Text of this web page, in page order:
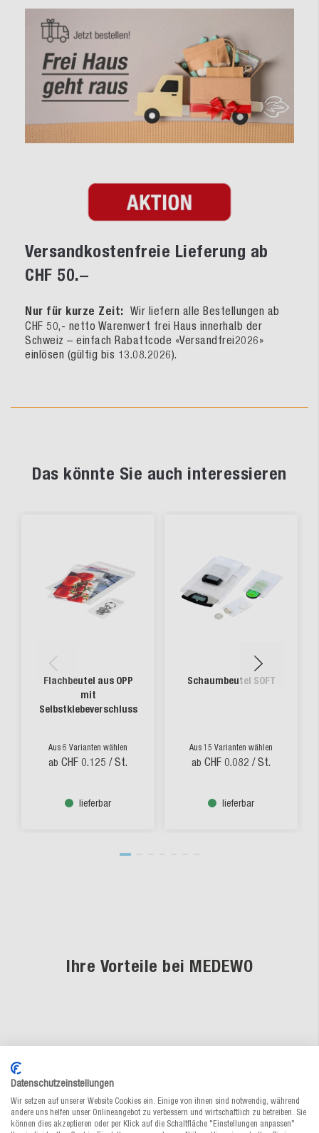
Versandkostenfreie Lieferung ab
CHF 50.–
Nur für kurze Zeit: Wir liefern alle Bestellungen ab
CHF 50,- netto Warenwert frei Haus innerhalb der
Schweiz – einfach Rabattcode «Versandfrei2026»
einlösen (gültig bis 13.08.2026).
Das könnte Sie auch interessieren
Flachbeutel aus OPP
mit
Selbstklebeverschluss
Aus 6 Varianten wählen
ab CHF 0.125 / St.
lieferbar
Schaumbeutel SOFT
Aus 15 Varianten wählen
ab CHF 0.082 / St.
lieferbar
Ihre Vorteile bei MEDEWO
persönlich für Sie da
Gratis-Muster-Service
Datenschutzeinstellungen
Wir setzen auf unserer Website Cookies ein. Einige von ihnen sind notwendig, während
andere uns helfen unser Onlineangebot zu verbessern und wirtschaftlich zu betreiben. Sie
können dies akzeptieren oder per Klick auf die Schaltfläche "Einstellungen anpassen"